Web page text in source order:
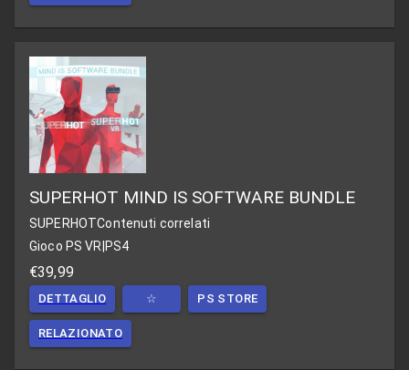
SUPERHOT MIND IS SOFTWARE BUNDLE
SUPERHOTContenuti correlati
Gioco PS VR PS4
€39,99
DETTAGLIO ☆ PS STORE
RELAZIONATO